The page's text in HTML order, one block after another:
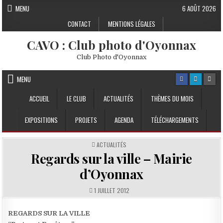
Skip to content
MENU
CONTACT
MENTIONS LÉGALES
6 AOÛT 2026
CAVO : Club photo d'Oyonnax
Club Photo d'Oyonnax
MENU
ACCUEIL
LE CLUB ACTUALITÉS THÈMES DU MOIS
EXPOSITIONS PROJETS AGENDA TÉLÉCHARGEMENTS
POSTED IN
ACTUALITÉS
Regards sur la ville – Mairie
d’Oyonnax
PUBLISHED DATE:
1 JUILLET 2012
REGARDS SUR LA VILLE